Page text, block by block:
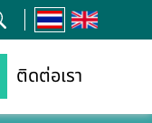
ติดต่อเรา